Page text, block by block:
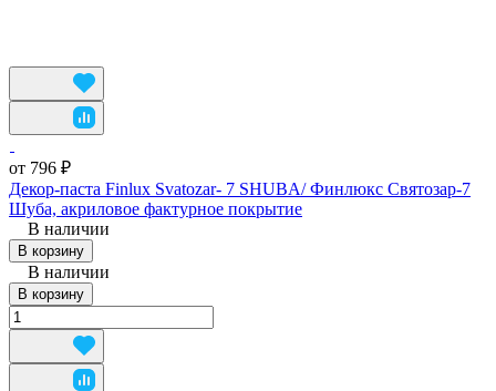
от 796 ₽
Декор-паста Finlux Svatozar- 7 SHUBA/ Финлюкс Святозар-7
Шуба, акриловое фактурное покрытие
В наличии
В корзину
В наличии
В корзину